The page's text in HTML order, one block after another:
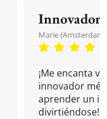
Innovador
Marie (Amsterdam,
¡Me encanta
innovador
aprender un
divirtiéndose!